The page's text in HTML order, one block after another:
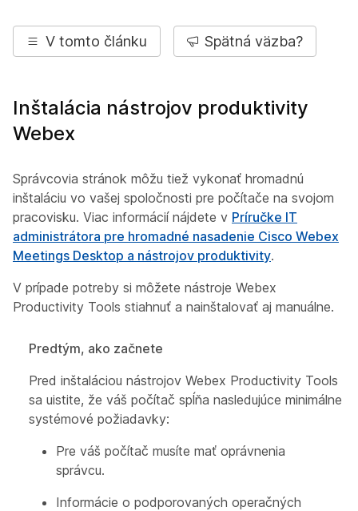
V tomto článku Spätná väzba?
Inštalácia nástrojov produktivity
Webex
Správcovia stránok môžu tiež vykonať hromadnú
inštaláciu vo vašej spoločnosti pre počítače na svojom
pracovisku. Viac informácií nájdete v Príručke IT
administrátora pre hromadné nasadenie Cisco Webex
Meetings Desktop a nástrojov produktivity.
V prípade potreby si môžete nástroje Webex
Productivity Tools stiahnuť a nainštalovať aj manuálne.
Predtým, ako začnete
Pred inštaláciou nástrojov Webex Productivity Tools
sa uistite, že váš počítač spĺňa nasledujúce minimálne
systémové požiadavky:
Pre váš počítač musíte mať oprávnenia
správcu.
Informácie o podporovaných operačných